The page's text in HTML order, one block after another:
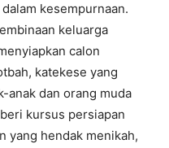
kesempurnaan.
keluarga
calon
katekese yang
anak dan orang muda
kursus persiapan
yang hendak menikah,